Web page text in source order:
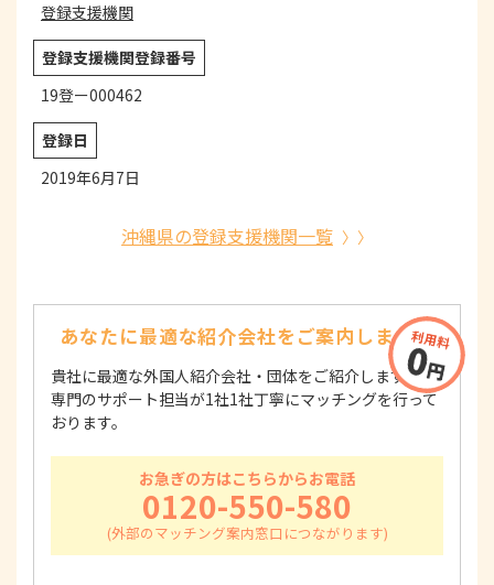
登録支援機関
登録支援機関登録番号
19登ー000462
登録日
2019年6月7日
沖縄県の登録支援機関一覧
あなたに最適な紹介会社をご案内します！
貴社に最適な外国人紹介会社・団体をご紹介します！
専門のサポート担当が1社1社丁寧にマッチングを行って
おります。
お急ぎの方はこちらからお電話
0120-550-580